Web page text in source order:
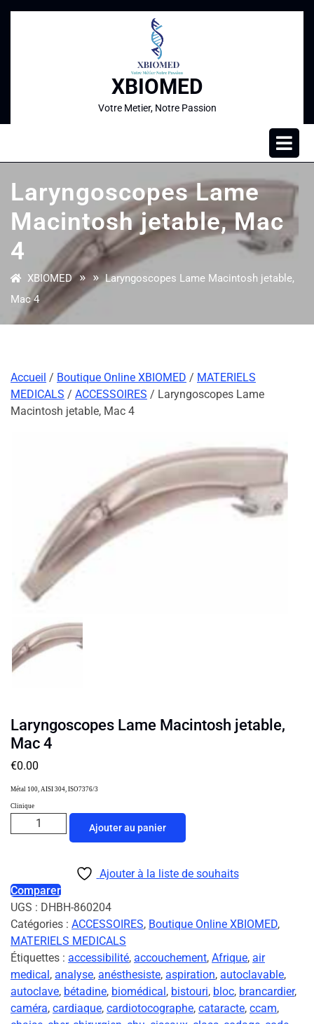
XBIOMED
Votre Metier, Notre Passion
Laryngoscopes Lame
Macintosh jetable, Mac
4
XBIOMED» »Laryngoscopes Lame Macintosh jetable,
Mac 4
Accueil / Boutique Online XBIOMED / MATERIELS
MEDICALS / ACCESSOIRES / Laryngoscopes Lame
Macintosh jetable, Mac 4
Laryngoscopes Lame Macintosh jetable,
Mac 4
€0.00
Métal 100, AISI 304, ISO7376/3
Clinique
Ajouter au panier
Ajouter à la liste de souhaits
Comparer
UGS : DHBH-860204
Catégories : ACCESSOIRES, Boutique Online XBIOMED,
MATERIELS MEDICALS
Étiquettes : accessibilité, accouchement, Afrique, air
medical, analyse, anésthesiste, aspiration, autoclavable,
autoclave, bétadine, biomédical, bistouri, bloc, brancardier,
caméra, cardiaque, cardiotocographe, cataracte, ccam,